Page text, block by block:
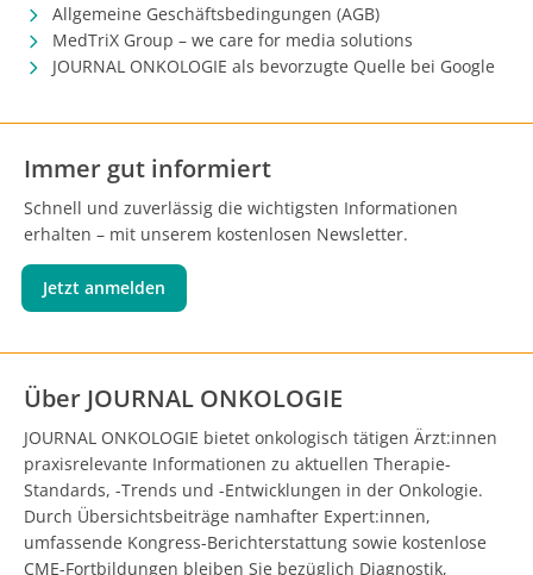
Allgemeine Geschäftsbedingungen (AGB)
MedTriX Group – we care for media solutions
JOURNAL ONKOLOGIE als bevorzugte Quelle bei Google
Immer gut informiert
Schnell und zuverlässig die wichtigsten Informationen
erhalten – mit unserem kostenlosen Newsletter.
Jetzt anmelden
Über JOURNAL ONKOLOGIE
JOURNAL ONKOLOGIE bietet onkologisch tätigen Ärzt:innen
praxisrelevante Informationen zu aktuellen Therapie-
Standards, -Trends und -Entwicklungen in der Onkologie.
Durch Übersichtsbeiträge namhafter Expert:innen,
umfassende Kongress-Berichterstattung sowie kostenlose
CME-Fortbildungen bleiben Sie bezüglich Diagnostik,